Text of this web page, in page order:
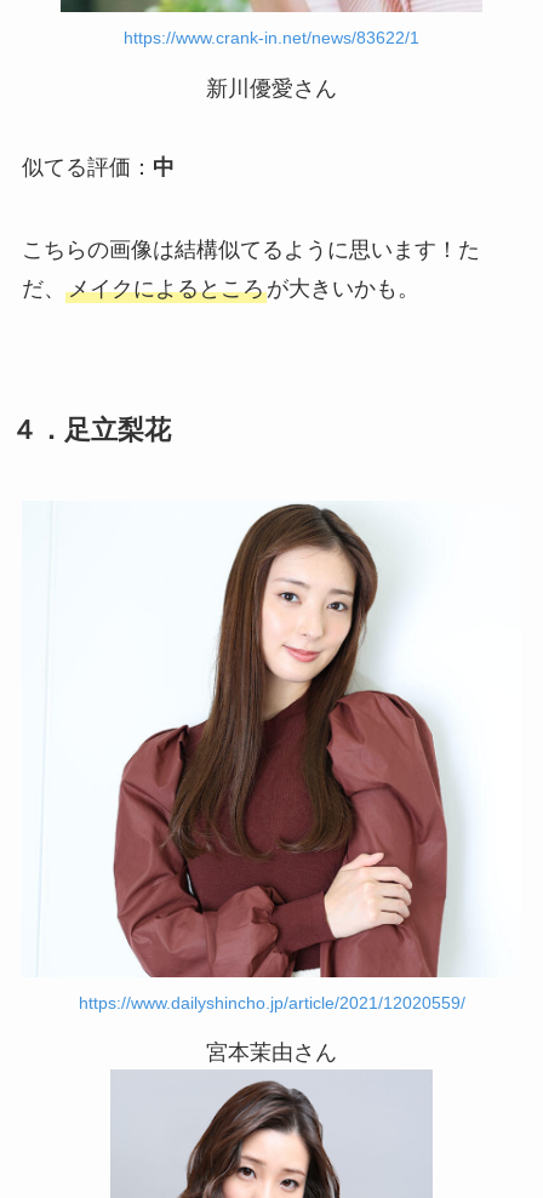
https://www.crank-in.net/news/83622/1
新川優愛さん
似てる評価： 中
こちらの画像は結構似てるように思います！た
だ、 メイクによるところが大きいかも。
４．足立梨花
https://www.dailyshincho.jp/article/2021/12020559/
宮本茉由さん